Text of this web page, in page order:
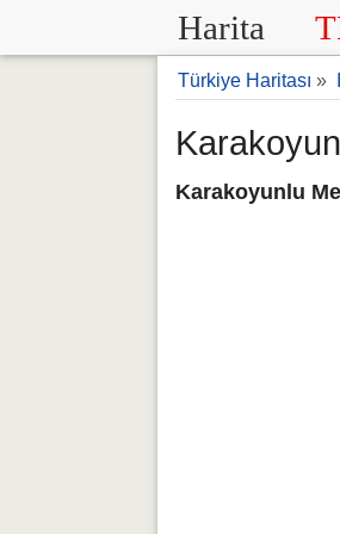
Harita
Türkiye Haritası »
Karakoyunlu